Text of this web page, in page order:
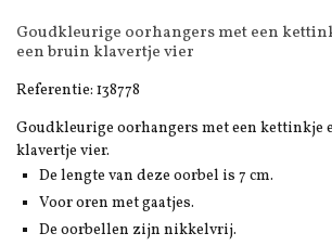
Goudkleurige oorhangers met een
een bruin klavertje vier
Referentie: 138778
Goudkleurige oorhangers met een kettinkje
klavertje vier.
De lengte van deze oorbel is 7 cm.
Voor oren met gaatjes.
De oorbellen zijn nikkelvrij.